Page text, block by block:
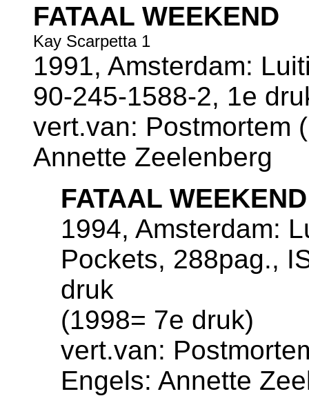
FATAAL WEEKEND
Kay Scarpetta 1
1991, Amsterdam:
90-245-1588-2, 1e
vert.van: Postmortem
Annette Zeelenberg
FATAAL WEEKEND
1994, Amsterdam:
Pockets, 288pag.,
druk
(1998= 7e druk)
vert.van:
Engels: Annette